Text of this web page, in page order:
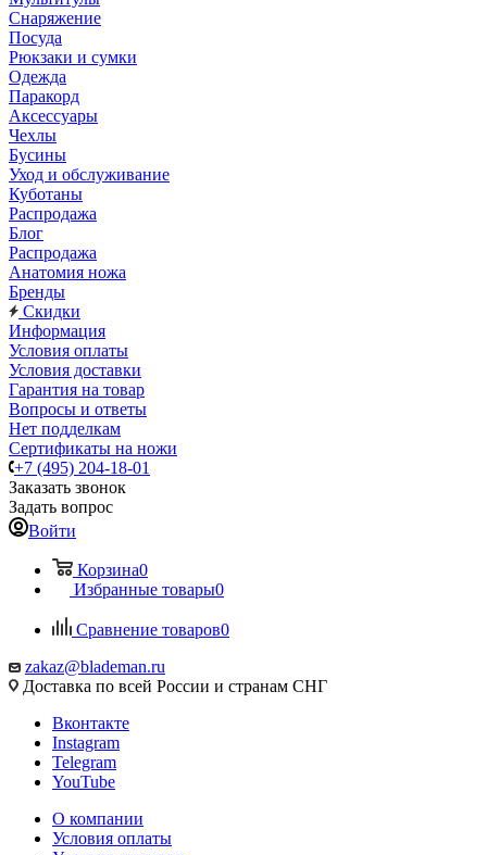
Снаряжение
Посуда
Рюкзаки и сумки
Одежда
Паракорд
Аксессуары
Чехлы
Бусины
Уход и обслуживание
Куботаны
Распродажа
Блог
Распродажа
Анатомия ножа
Бренды
Скидки
Информация
Условия оплаты
Условия доставки
Гарантия на товар
Вопросы и ответы
Нет подделкам
Сертификаты на ножи
+7 (495) 204-18-01
Заказать звонок
Задать вопрос
Войти
Корзина0
Избранные товары0
Сравнение товаров0
zakaz@blademan.ru
Доставка по всей России и странам СНГ
Вконтакте
Instagram
Telegram
YouTube
О компании
Условия оплаты